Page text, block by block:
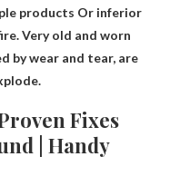
products Or inferior
Very old and worn
by wear and tear, are
Fixes
| Handy